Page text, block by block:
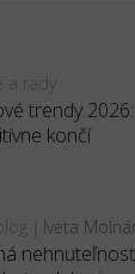
a rady
trendy
končí
Iveta